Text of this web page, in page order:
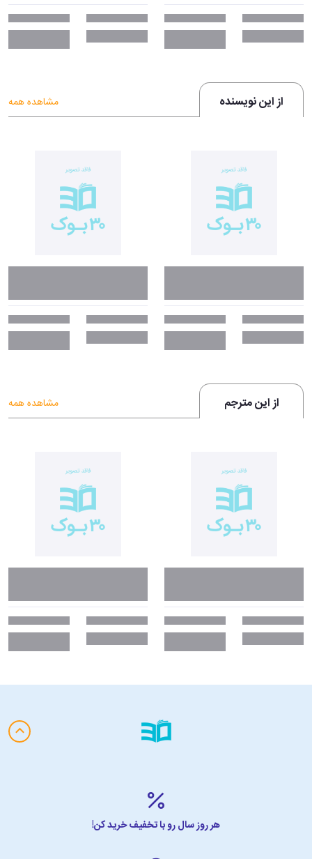
از این نویسنده مشاهده همه
از این مترجم مشاهده همه
هر روز سال رو با تخفیف خرید کن!